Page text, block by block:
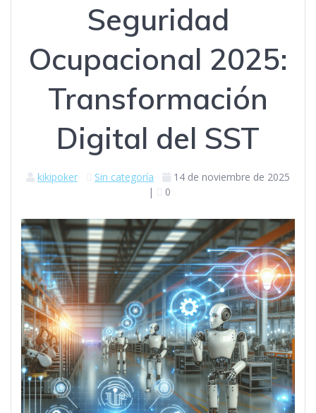
Seguridad
Ocupacional 2025:
Transformación
Digital del SST
kikipoker Sin categoría
14 de noviembre de 2025
|
0